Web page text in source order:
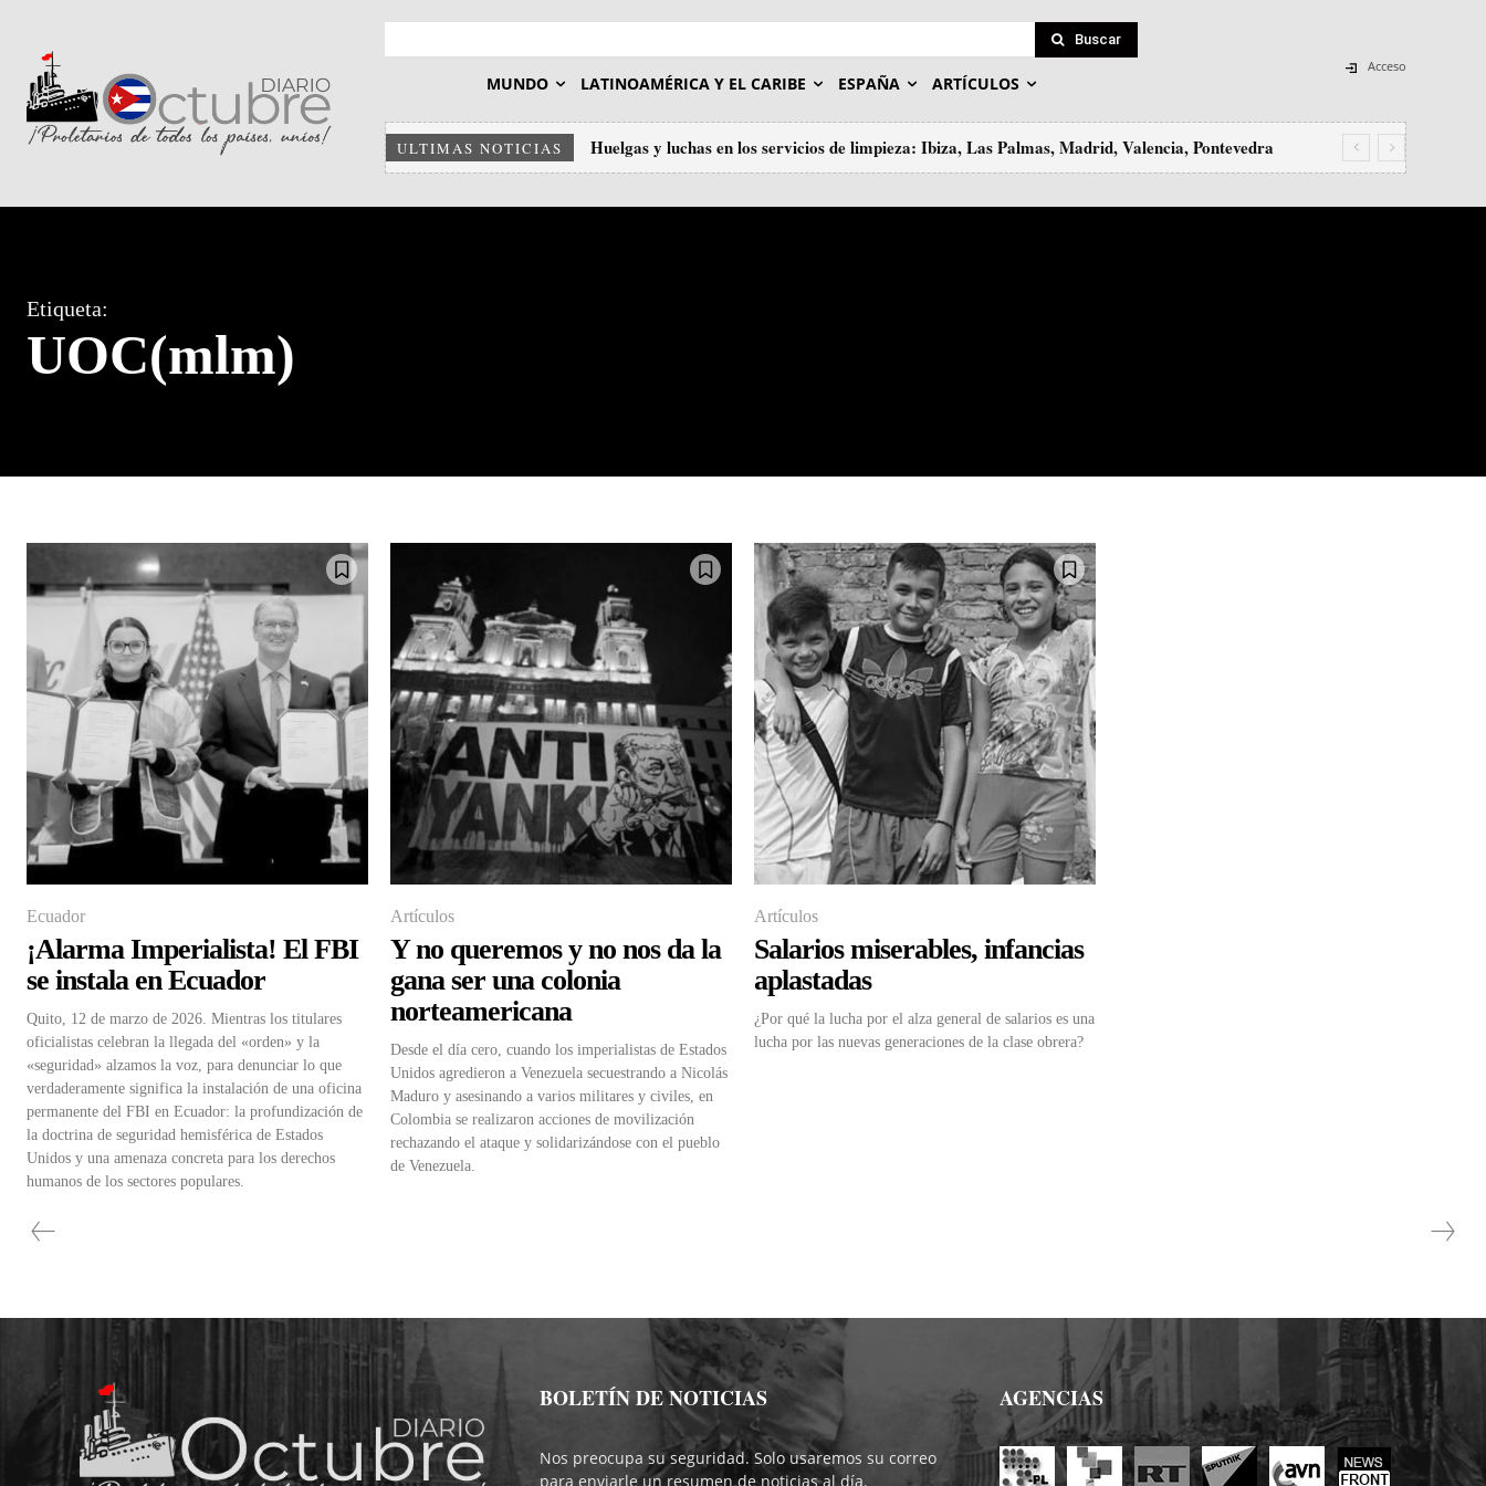
Buscar
MUNDO LATINOAMÉRICA Y EL CARIBE ESPAÑA ARTÍCULOS
Acceso
ULTIMAS NOTICIAS Huelgas y luchas en los servicios de limpieza: Ibiza, Las Palmas, Madrid, Valencia, Pontevedra
Etiqueta:
UOC(mlm)
Ecuador
¡Alarma Imperialista! El FBI
se instala en Ecuador
Quito, 12 de marzo de 2026. Mientras los titulares
oficialistas celebran la llegada del «orden» y la
«seguridad» alzamos la voz, para denunciar lo que
verdaderamente significa la instalación de una oficina
permanente del FBI en Ecuador: la profundización de
la doctrina de seguridad hemisférica de Estados
Unidos y una amenaza concreta para los derechos
humanos de los sectores populares.
Artículos
Y no queremos y no nos da la
gana ser una colonia
norteamericana
Desde el día cero, cuando los imperialistas de Estados
Unidos agredieron a Venezuela secuestrando a Nicolás
Maduro y asesinando a varios militares y civiles, en
Colombia se realizaron acciones de movilización
rechazando el ataque y solidarizándose con el pueblo
de Venezuela.
Artículos
Salarios miserables, infancias
aplastadas
¿Por qué la lucha por el alza general de salarios es una
lucha por las nuevas generaciones de la clase obrera?
BOLETÍN DE NOTICIAS
Nos preocupa su seguridad. Solo usaremos su correo
para enviarle un resumen de noticias al día.
AGENCIAS